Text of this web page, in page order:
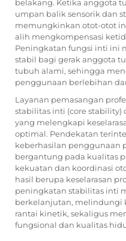
belakang. Ketika anggota
umpan balik sensorik dan
memungkinkan otot-otot
alih mengkompensasi
Peningkatan fungsi inti ini
stabil bagi gerak anggota
tubuh alami, sehingga
penggunaan berlebihan
Layanan pemasangan
stabilitas inti (core
yang melengkapi
optimal. Pendekatan
keberhasilan penggunaan
bergantung pada kualitas
kekuatan dan koordinasi
hasil berupa keselarasan
peningkatan stabilitas inti
berkelanjutan, melindungi
rantai kinetik, sekaligus
fungsional dan kualitas